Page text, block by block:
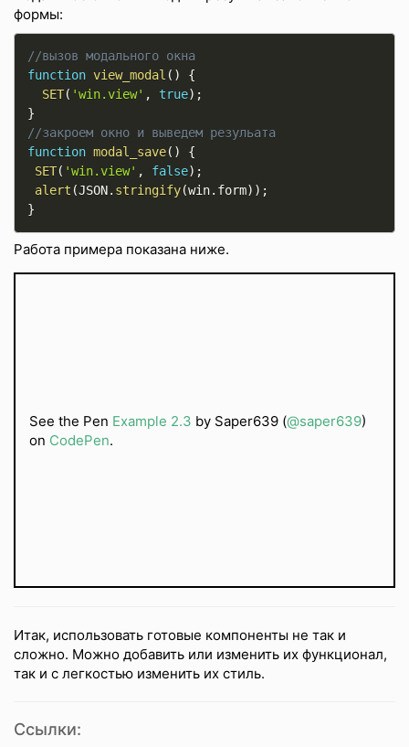
формы:
//вызов модального окна
function view_modal ( )
{
SET( 'win.view' , true) ;
}
//закроем окно и выведем резульата
function modal_save( )
{
SET( 'win.view' , false) ;
alert (JSON. stringify(win. form) ) ;
}
Работа примера показана ниже.
See the Pen Example 2.3 by Saper639 (@saper639)
on CodePen.
Итак, использовать готовые компоненты не так и
сложно. Можно добавить или изменить их функционал,
так и с легкостью изменить их стиль.
Ссылки: